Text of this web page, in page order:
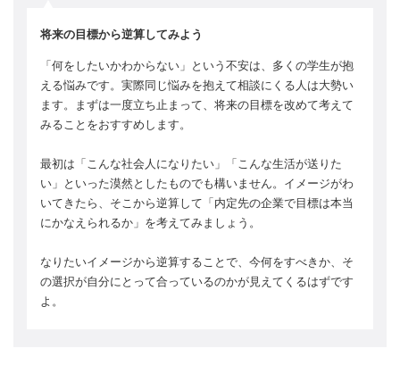
将来の目標から逆算してみよう
「何をしたいかわからない」という不安は、多くの学生が抱
える悩みです。実際同じ悩みを抱えて相談にくる人は大勢い
ます。まずは一度立ち止まって、将来の目標を改めて考えて
みることをおすすめします。
最初は「こんな社会人になりたい」「こんな生活が送りた
い」といった漠然としたものでも構いません。イメージがわ
いてきたら、そこから逆算して「内定先の企業で目標は本当
にかなえられるか」を考えてみましょう。
なりたいイメージから逆算することで、今何をすべきか、そ
の選択が自分にとって合っているのかが見えてくるはずです
よ。